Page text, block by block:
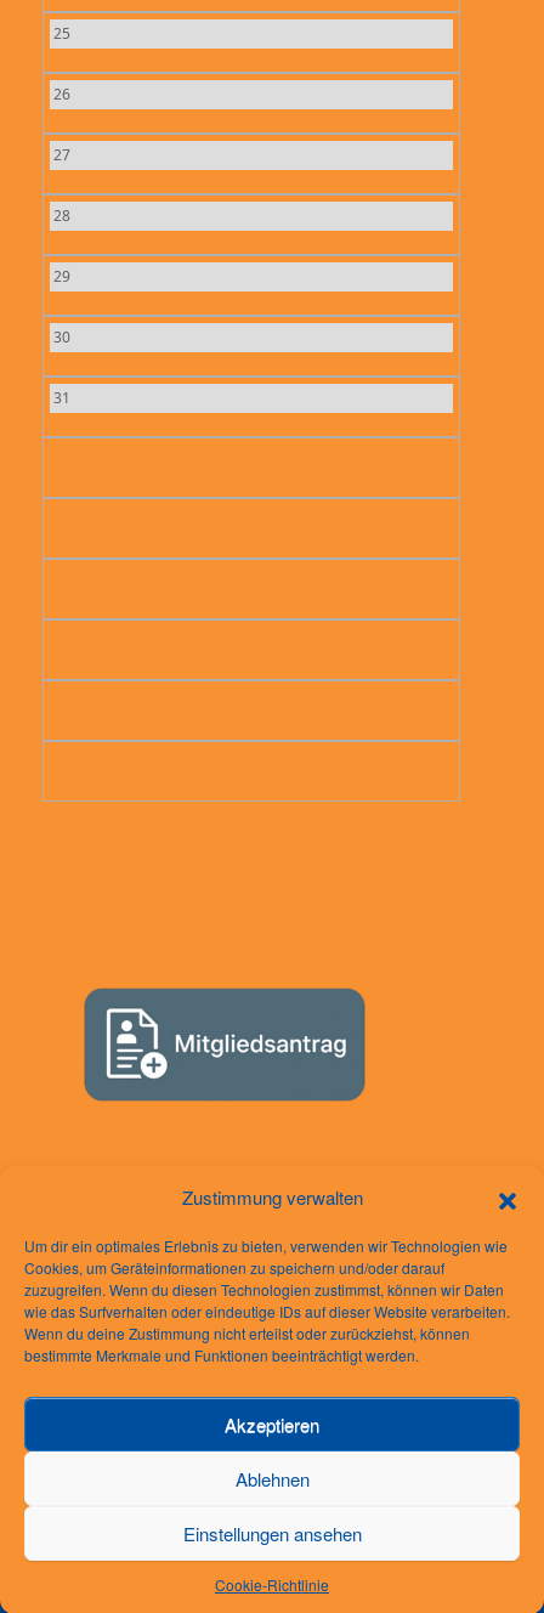
Zustimmung verwalten
Um dir ein optimales Erlebnis zu bieten, verwenden wir Technologien wie
Cookies, um Geräteinformationen zu speichern und/oder darauf
zuzugreifen. Wenn du diesen Technologien zustimmst, können wir Daten
wie das Surfverhalten oder eindeutige IDs auf dieser Website verarbeiten.
Wenn du deine Zustimmung nicht erteilst oder zurückziehst, können
bestimmte Merkmale und Funktionen beeinträchtigt werden.
Akzeptieren
Ablehnen
Einstellungen ansehen
Cookie-Richtlinie
25
26
27
28
29
30
31
Rechtliches
Impressum
Datenschutzerklärung
Cookie-Richtlinie (EU)
© 2026 Große Bornheimer Karneval-Gesellschaft "Stutzer" 1910 e.V.
Theme bySiteOrigin